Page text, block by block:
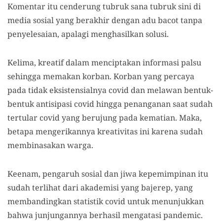
Komentar itu cenderung tubruk sana tubruk sini di
media sosial yang berakhir dengan adu bacot tanpa
penyelesaian, apalagi menghasilkan solusi.
Kelima, kreatif dalam menciptakan informasi palsu
sehingga memakan korban. Korban yang percaya
pada tidak eksistensialnya covid dan melawan bentuk-
bentuk antisipasi covid hingga penanganan saat sudah
tertular covid yang berujung pada kematian. Maka,
betapa mengerikannya kreativitas ini karena sudah
membinasakan warga.
Keenam, pengaruh sosial dan jiwa kepemimpinan itu
sudah terlihat dari akademisi yang bajerep, yang
membandingkan statistik covid untuk menunjukkan
bahwa junjungannya berhasil mengatasi pandemic.